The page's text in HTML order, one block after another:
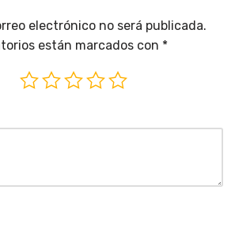
electrónico no será publicada.
están marcados con *